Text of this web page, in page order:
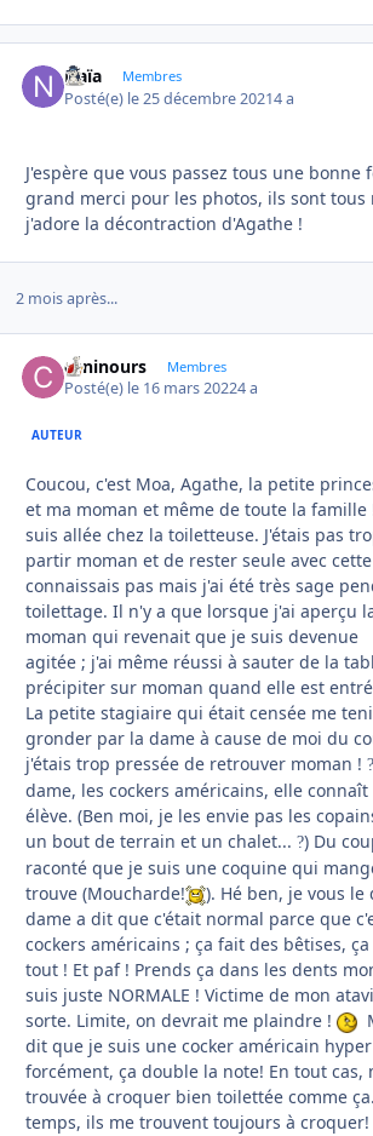
Naïa Membres
Posté(e) le 25 décembre 20214 a
J'espère que vous passez tous une bonne
grand merci pour les photos, ils sont tous
j'adore la décontraction d'Agathe !
2 mois après...
caninours Membres
Posté(e) le 16 mars 20224 a
AUTEUR
Coucou, c'est Moa, Agathe, la petite
et ma moman et même de toute la famille
suis allée chez la toiletteuse. J'étais pas
partir moman et de rester seule avec
connaissais pas mais j'ai été très sage
toilettage. Il n'y a que lorsque j'ai aperçu
moman qui revenait que je suis devenue
agitée ; j'ai même réussi à sauter de la
précipiter sur moman quand elle est
La petite stagiaire qui était censée me
gronder par la dame à cause de moi du
j'étais trop pressée de retrouver moman ! ?
dame, les cockers américains, elle
élève. (Ben moi, je les envie pas les
un bout de terrain et un chalet... ?) Du
raconté que je suis une coquine qui
trouve (Moucharde!
). Hé ben, je vous
dame a dit que c'était normal parce que
cockers américains ; ça fait des bêtises,
tout ! Et paf ! Prends ça dans les dents
suis juste NORMALE ! Victime de mon
sorte. Limite, on devrait me plaindre !
dit que je suis une cocker américain
forcément, ça double la note! En tout cas,
trouvée à croquer bien toilettée comme
temps, ils me trouvent toujours à croquer!